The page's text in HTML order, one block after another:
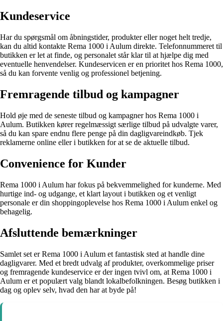
Kundeservice
Har du spørgsmål om åbningstider, produkter eller noget helt tredje,
kan du altid kontakte Rema 1000 i Aulum direkte. Telefonnummeret til
butikken er let at finde, og personalet står klar til at hjælpe dig med
eventuelle henvendelser. Kundeservicen er en prioritet hos Rema 1000,
så du kan forvente venlig og professionel betjening.
Fremragende tilbud og kampagner
Hold øje med de seneste tilbud og kampagner hos Rema 1000 i
Aulum. Butikken kører regelmæssigt særlige tilbud på udvalgte varer,
så du kan spare endnu flere penge på din dagligvareindkøb. Tjek
reklamerne online eller i butikken for at se de aktuelle tilbud.
Convenience for Kunder
Rema 1000 i Aulum har fokus på bekvemmelighed for kunderne. Med
hurtige ind- og udgange, et klart layout i butikken og et venligt
personale er din shoppingoplevelse hos Rema 1000 i Aulum enkel og
behagelig.
Afsluttende bemærkninger
Samlet set er Rema 1000 i Aulum et fantastisk sted at handle dine
dagligvarer. Med et bredt udvalg af produkter, overkommelige priser
og fremragende kundeservice er der ingen tvivl om, at Rema 1000 i
Aulum er et populært valg blandt lokalbefolkningen. Besøg butikken i
dag og oplev selv, hvad den har at byde på!